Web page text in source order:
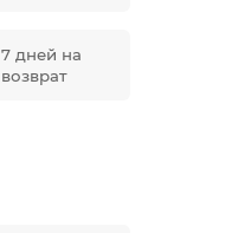
7 дней на
возврат